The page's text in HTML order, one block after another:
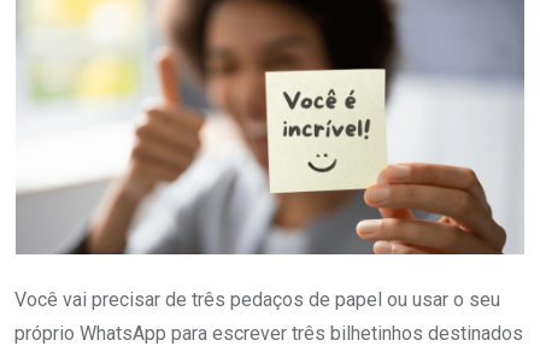
Você vai precisar de três pedaços de papel ou usar o seu
próprio WhatsApp para escrever três bilhetinhos destinados